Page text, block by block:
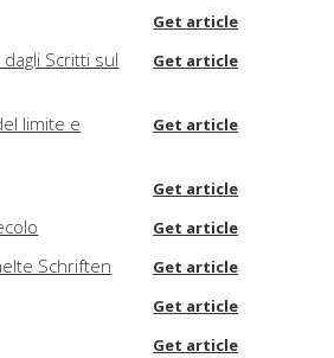
Get article
Scritti sul
Get article
limite e
Get article
Get article
Get article
Schriften Get article
Get article
Get article